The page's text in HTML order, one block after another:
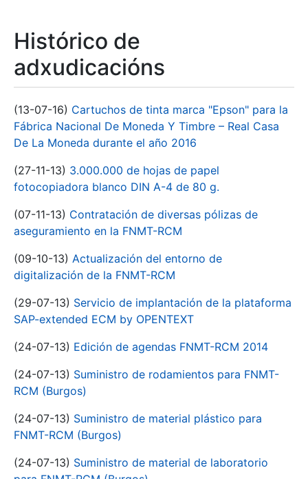
Histórico de
adxudicacións
(13-07-16) Cartuchos de tinta marca "Epson" para la
Fábrica Nacional De Moneda Y Timbre – Real Casa
De La Moneda durante el año 2016
(27-11-13) 3.000.000 de hojas de papel
fotocopiadora blanco DIN A-4 de 80 g.
(07-11-13) Contratación de diversas pólizas de
aseguramiento en la FNMT-RCM
(09-10-13) Actualización del entorno de
digitalización de la FNMT-RCM
(29-07-13) Servicio de implantación de la plataforma
SAP-extended ECM by OPENTEXT
(24-07-13) Edición de agendas FNMT-RCM 2014
(24-07-13) Suministro de rodamientos para FNMT-
RCM (Burgos)
(24-07-13) Suministro de material plástico para
FNMT-RCM (Burgos)
(24-07-13) Suministro de material de laboratorio